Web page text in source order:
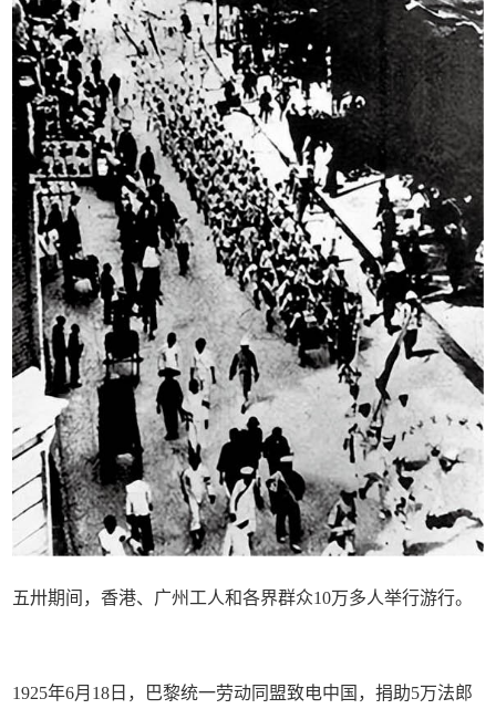
五卅期间，香港、广州工人和各界群众10万多人举行游行。
1925年6月18日，巴黎统一劳动同盟致电中国，捐助5万法郎